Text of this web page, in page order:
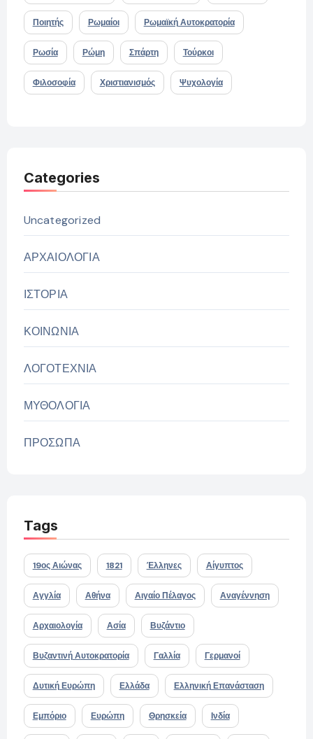
Ποιητής Ρωμαίοι Ρωμαϊκή Αυτοκρατορία
Ρωσία Ρώμη Σπάρτη Τούρκοι
Φιλοσοφία Χριστιανισμός Ψυχολογία
Categories
Uncategorized
ΑΡΧΑΙΟΛΟΓΙΑ
ΙΣΤΟΡΙΑ
ΚΟΙΝΩΝΙΑ
ΛΟΓΟΤΕΧΝΙΑ
ΜΥΘΟΛΟΓΙΑ
ΠΡΟΣΩΠΑ
Tags
19ος Αιώνας 1821 Έλληνες Αίγυπτος
Αγγλία Αθήνα Αιγαίο Πέλαγος Αναγέννηση
Αρχαιολογία Ασία Βυζάντιο
Βυζαντινή Αυτοκρατορία Γαλλία Γερμανοί
Δυτική Ευρώπη Ελλάδα Ελληνική Επανάσταση
Εμπόριο Ευρώπη Θρησκεία Ινδία